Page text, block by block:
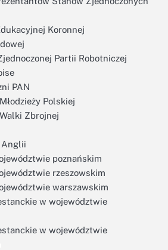
Koronnej
Partii Robotniczej
PAN
Polskiej
Zbrojnej
Anglii
poznańskim
rzeszowskim
warszawskim
w województwie
w województwie